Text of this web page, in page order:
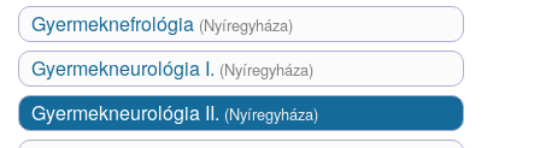
Gyermeknefrológia (Nyíregyháza)
Gyermekneurológia I. (Nyíregyháza)
Gyermekneurológia II. (Nyíregyháza)